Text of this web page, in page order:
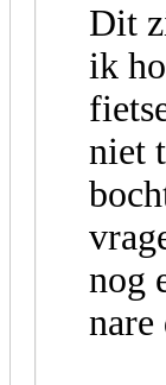
Dit
ik
niet
nog
nare